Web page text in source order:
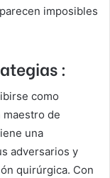
imposibles
:
como
de
una
adversarios y
quirúrgica. Con